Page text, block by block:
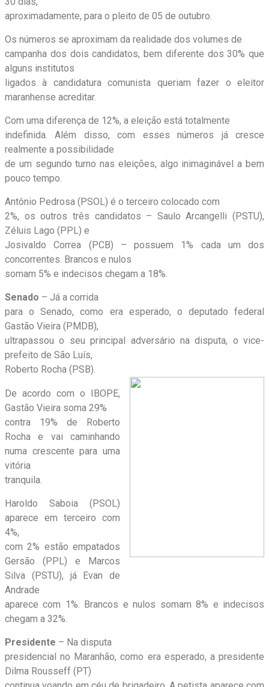
aproximadamente, para o pleito de 05 de outubro.
Os números se aproximam da realidade dos volumes de
campanha dos dois candidatos, bem diferente dos 30% que
alguns institutos
ligados à candidatura comunista queriam fazer o eleitor
maranhense acreditar.
Com uma diferença de 12%, a eleição está totalmente
indefinida. Além disso, com esses números já cresce
realmente a possibilidade
de um segundo turno nas eleições, algo inimaginável a bem
pouco tempo.
Antônio Pedrosa (PSOL) é o terceiro colocado com
2%, os outros três candidatos – Saulo Arcangelli (PSTU),
Zéluis Lago (PPL) e
Josivaldo Correa (PCB) – possuem 1% cada um dos
concorrentes. Brancos e nulos
somam 5% e indecisos chegam a 18%.
Senado – Já a corrida
para o Senado, como era esperado, o deputado federal
Gastão Vieira (PMDB),
ultrapassou o seu principal adversário na disputa, o vice-
prefeito de São Luís,
Roberto Rocha (PSB).
De acordo com o IBOPE,
Gastão Vieira soma 29%
contra 19% de Roberto
Rocha e vai caminhando
numa crescente para uma
vitória
tranquila.
Haroldo Saboia (PSOL)
aparece em terceiro com
4%,
com 2% estão empatados
Gersão (PPL) e Marcos
Silva (PSTU), já Evan de
Andrade
aparece com 1%. Brancos e nulos somam 8% e indecisos
chegam a 32%.
Presidente – Na disputa
presidencial no Maranhão, como era esperado, a presidente
Dilma Rousseff (PT)